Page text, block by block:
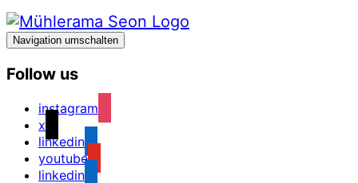
Navigation umschalten
Follow us
instagram
x
linkedin
youtube
linkedin